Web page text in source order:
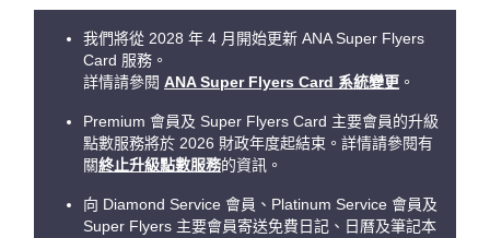
我們將從 2028 年 4 月開始更新 ANA Super Flyers
Card 服務。
詳情請參閱 ANA Super Flyers Card 系統變更 。
Premium 會員及 Super Flyers Card 主要會員的升級
點數服務將於 2026 財政年度起結束。詳情請參閱有
關終止升級點數服務的資訊。
向 Diamond Service 會員、Platinum Service 會員及
Super Flyers 主要會員寄送免費日記、日曆及筆記本